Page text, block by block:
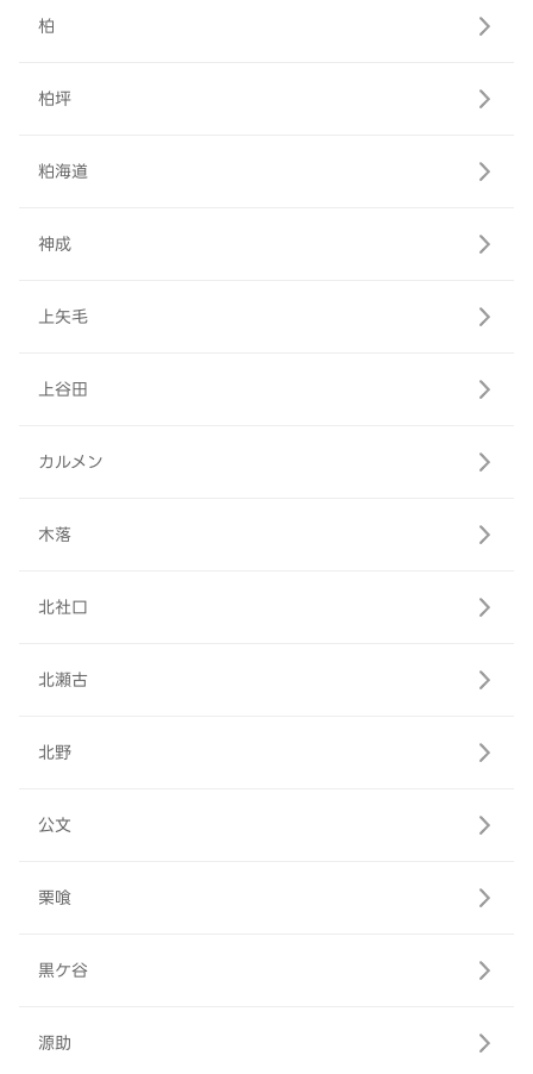
柏
柏坪
粕海道
神成
上矢毛
上谷田
カルメン
木落
北社口
北瀬古
北野
公文
栗喰
黒ケ谷
源助